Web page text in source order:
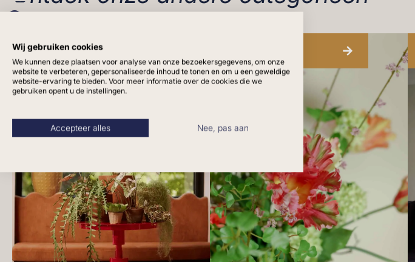
Hangplanten
Wij gebruiken cookies
We kunnen deze plaatsen voor analyse van onze bezoekersgegevens, om onze
website te verbeteren, gepersonaliseerde inhoud te tonen en om u een geweldige
website-ervaring te bieden. Voor meer informatie over de cookies die we
gebruiken opent u de instellingen.
Accepteer alles Nee, pas aan